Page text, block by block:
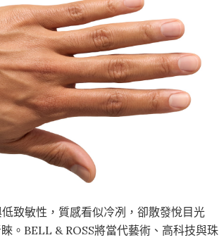
致敏性，質感看似冷冽，卻散發悅目光
。BELL & ROSS將當代藝術、高科技與珠